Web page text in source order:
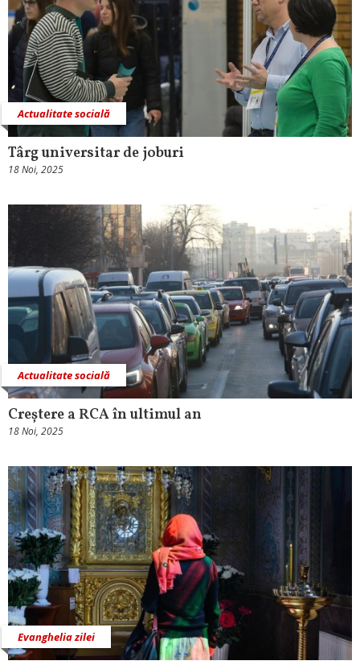
Actualitate socială
Târg universitar de joburi
18 Noi, 2025
Actualitate socială
Creștere a RCA în ultimul an
18 Noi, 2025
Evanghelia zilei